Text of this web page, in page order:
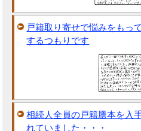
戸籍取り寄せで悩みをもっ
するつもりです
相続人全員の戸籍謄本を入
れていました・・・